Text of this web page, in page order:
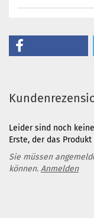
Leider sind noch
Erste, der das
Sie müssen
können. Anmelden